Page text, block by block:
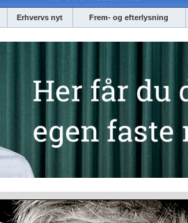
Erhvervs nyt Frem- og efterlysning